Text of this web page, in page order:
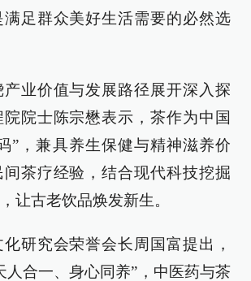
足群众美好生活需要的必然选
业价值与发展路径展开深入探
院士陈宗懋表示，茶作为中国
”，兼具养生保健与精神滋养价
茶疗经验，结合现代科技挖掘
让古老饮品焕发新生。
研究会荣誉会长周国富提出，
人合一、身心同养”，中医药与茶